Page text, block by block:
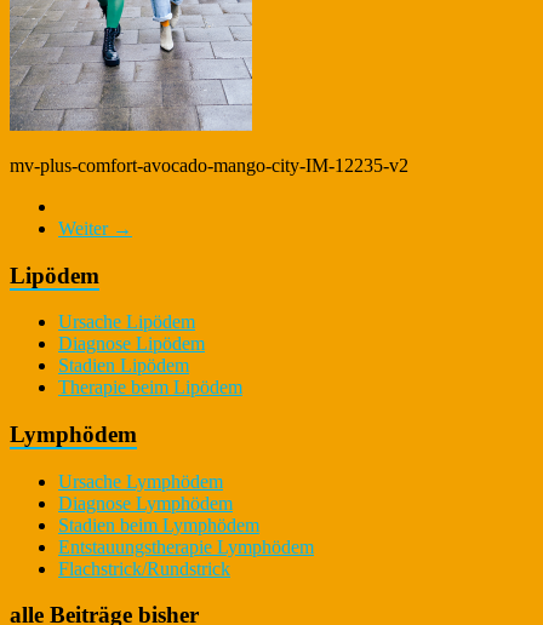
mv-plus-comfort-avocado-mango-city-IM-12235-v2
Weiter →
Lipödem
Ursache Lipödem
Diagnose Lipödem
Stadien Lipödem
Therapie beim Lipödem
Lymphödem
Ursache Lymphödem
Diagnose Lymphödem
Stadien beim Lymphödem
Entstauungstherapie Lymphödem
Flachstrick/Rundstrick
alle Beiträge bisher